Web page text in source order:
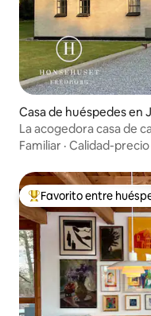
Casa de huéspedes en
La acogedora casa de
Familiar · Calidad-precio
Favorito entre
Favorito entre